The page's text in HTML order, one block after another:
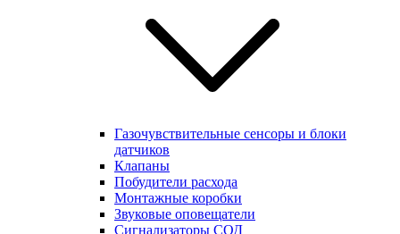
Газочувствительные сенсоры и блоки
датчиков
Клапаны
Побудители расхода
Монтажные коробки
Звуковые оповещатели
Сигнализаторы СОД